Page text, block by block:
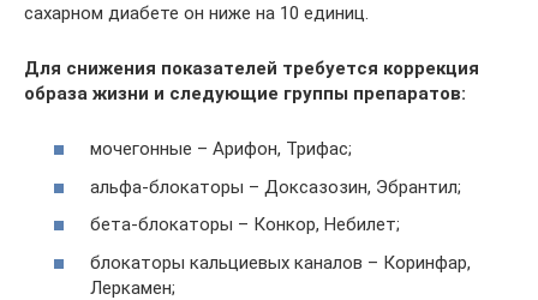
сахарном диабете он ниже на 10 единиц.
Для снижения показателей требуется коррекция
образа жизни и следующие группы препаратов:
мочегонные – Арифон, Трифас;
альфа-блокаторы – Доксазозин, Эбрантил;
бета-блокаторы – Конкор, Небилет;
блокаторы кальциевых каналов – Коринфар,
Леркамен;